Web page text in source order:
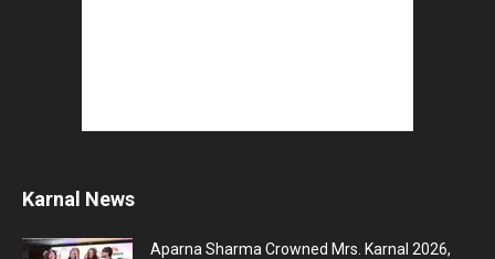
Karnal News
Aparna Sharma Crowned Mrs. Karnal 2026,